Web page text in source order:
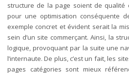
structure de la page soient de qualité
pour une optimisation conséquente
exemple concret et évident serait la
sein d’un site commerçant. Ainsi, la
logique, provoquant par la suite une
l’internaute. De plus, c’est un fait, les
pages catégories sont mieux